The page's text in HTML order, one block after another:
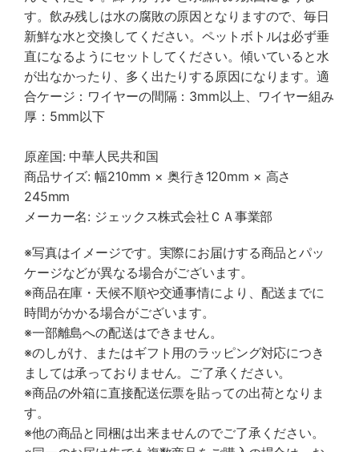
す。飲み残しは水の腐敗の原因となりますので、毎日
新鮮な水と交換してください。ペットボトルは必ず垂
直になるようにセットしてください。傾いていると水
が出なかったり、多く出たりする原因になります。適
合ケージ：ワイヤーの間隔：3mm以上、ワイヤー組み
厚：5mm以下
原産国: 中華人民共和国
商品サイズ: 幅210mm × 奥行き120mm × 高さ
245mm
メーカー名: ジェックス株式会社ＣＡ事業部
※写真はイメージです。実際にお届けする商品とパッ
ケージなどが異なる場合がございます。
※商品在庫・天候不順や交通事情により、配送までに
時間がかかる場合がございます。
※一部離島への配送はできません。
※のしがけ、またはギフト用のラッピング対応につき
ましては承っておりません。ご了承ください。
※商品の外箱に直接配送伝票を貼っての出荷となりま
す。
※他の商品と同梱は出来ませんのでご了承ください。